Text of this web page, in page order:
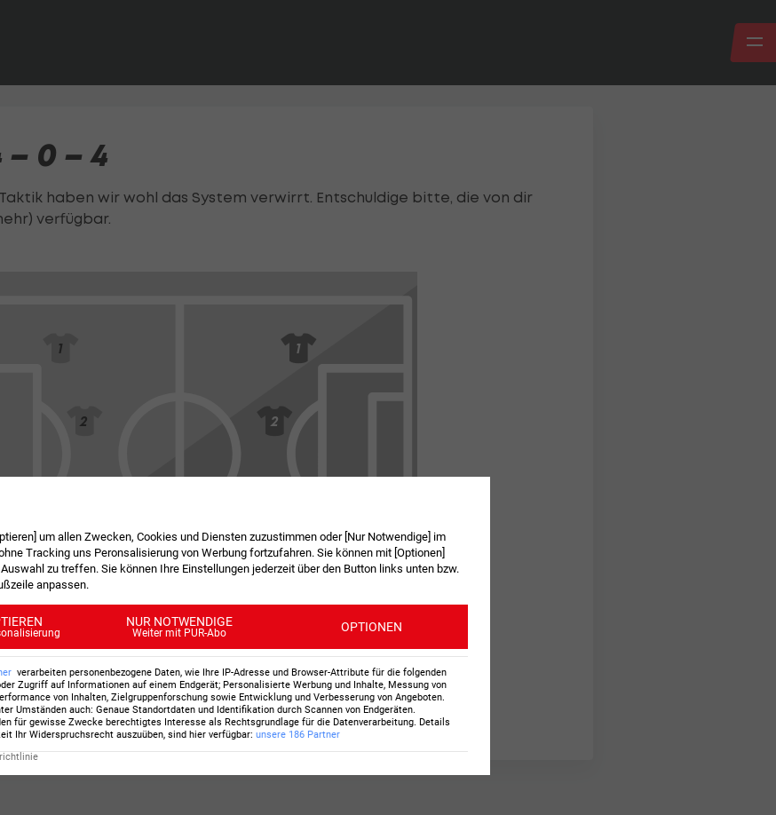
– 0 – 4
haben wir wohl das System verwirrt. Entschuldige bitte, die von dir
verfügbar.
1
2
4
1
2
4
richtig eingegeben hast.
Browsers, um auf die letzte Seite zurückzukehren.
um allen Zwecken, Cookies und Diensten zuzustimmen oder [Nur Notwendige] im
Tracking uns Peronsalisierung von Werbung fortzufahren. Sie können mit [Optionen]
zu treffen. Sie können Ihre Einstellungen jederzeit über den Button links unten bzw.
anpassen.
NUR NOTWENDIGE
Weiter mit PUR-Abo OPTIONEN
verarbeiten personenbezogene Daten, wie Ihre IP-Adresse und Browser-Attribute für die folgenden
Zugriff auf Informationen auf einem Endgerät; Personalisierte Werbung und Inhalte, Messung von
von Inhalten, Zielgruppenforschung sowie Entwicklung und Verbesserung von Angeboten
Umständen auch: Genaue Standortdaten und Identifikation durch Scannen von Endgeräten
für gewisse Zwecke berechtigtes Interesse als Rechtsgrundlage für die Datenverarbeitung. Details
Ihr Widerspruchsrecht auszuüben, sind hier verfügbar: unsere 186 Partner